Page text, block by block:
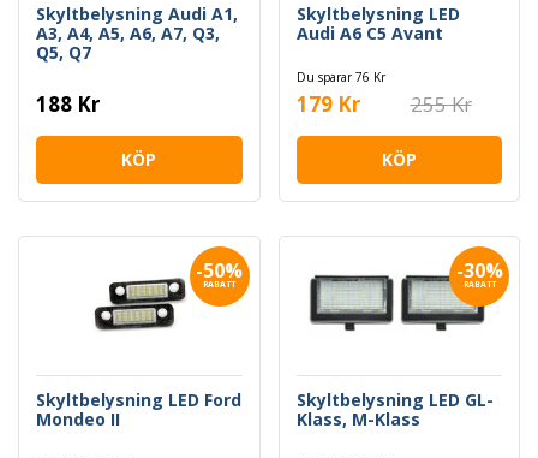
Skyltbelysning Audi A1,
A3, A4, A5, A6, A7, Q3,
Q5, Q7
188 Kr
KÖP
Skyltbelysning LED
Audi A6 C5 Avant
Du sparar 76 Kr
179 Kr 255 Kr
KÖP
-50%
RABATT
Skyltbelysning LED Ford
Mondeo II
-30%
RABATT
Skyltbelysning LED GL-
Klass, M-Klass